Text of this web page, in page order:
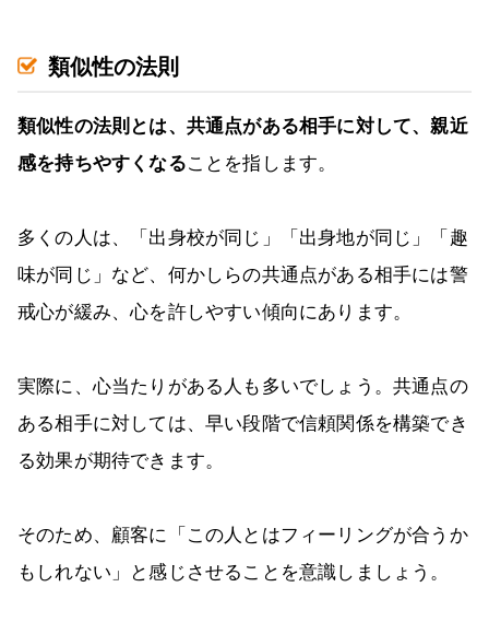
類似性の法則
類似性の法則とは、共通点がある相手に対して、親近
感を持ちやすくなることを指します。
多くの人は、「出身校が同じ」「出身地が同じ」「趣
味が同じ」など、何かしらの共通点がある相手には警
戒心が緩み、心を許しやすい傾向にあります。
実際に、心当たりがある人も多いでしょう。共通点の
ある相手に対しては、早い段階で信頼関係を構築でき
る効果が期待できます。
そのため、顧客に「この人とはフィーリングが合うか
もしれない」と感じさせることを意識しましょう。